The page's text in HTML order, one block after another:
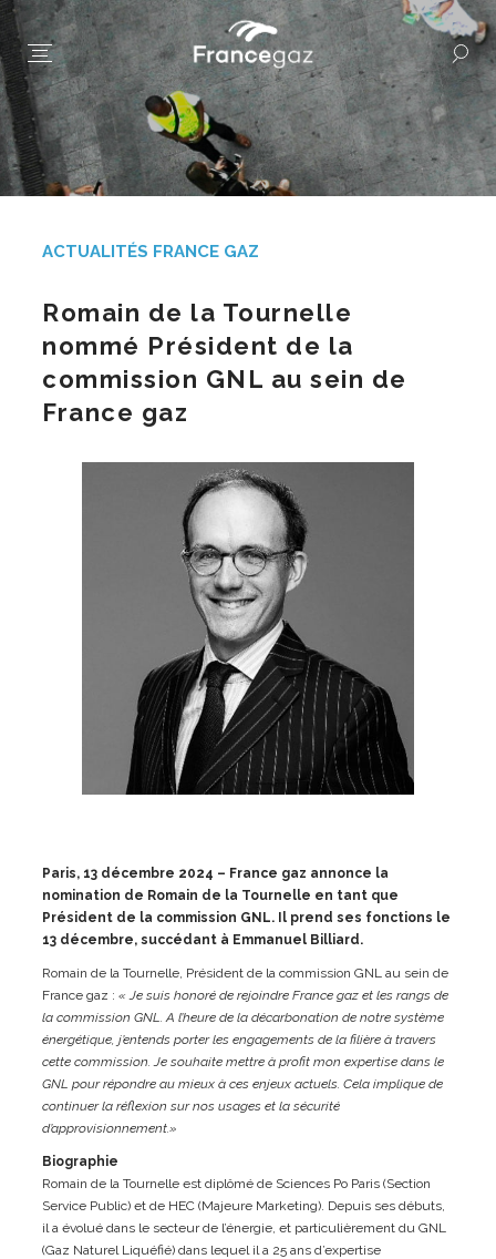
ACTUALITÉS FRANCE GAZ
Romain de la Tournelle
nommé Président de la
commission GNL au sein de
France gaz
Paris, 13 décembre 2024 – France gaz annonce la
nomination de Romain de la Tournelle en tant que
Président de la commission GNL. Il prend ses fonctions le
13 décembre, succédant à Emmanuel Billiard.
Romain de la Tournelle, Président de la commission GNL au sein de
France gaz : « Je suis honoré de rejoindre France gaz et les rangs de
la commission GNL. A l’heure de la décarbonation de notre système
énergétique, j’entends porter les engagements de la filière à travers
cette commission. Je souhaite mettre à profit mon expertise dans le
GNL pour répondre au mieux à ces enjeux actuels. Cela implique de
continuer la réflexion sur nos usages et la sécurité
d’approvisionnement.»
Biographie
Romain de la Tournelle est diplômé de Sciences Po Paris (Section
Service Public) et de HEC (Majeure Marketing). Depuis ses débuts,
il a évolué dans le secteur de l’énergie, et particulièrement du GNL
(Gaz Naturel Liquéfié) dans lequel il a 25 ans d’expertise